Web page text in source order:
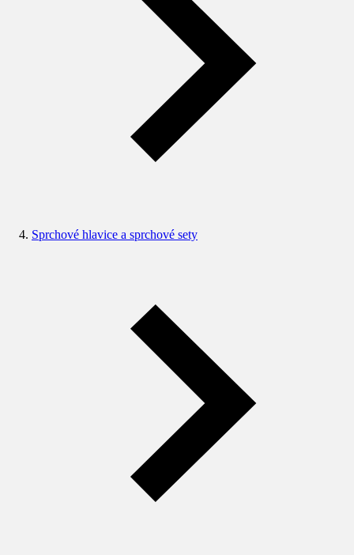
Sprchové hlavice a sprchové sety